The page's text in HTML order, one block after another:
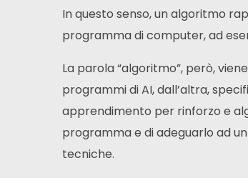
In questo senso, un algoritmo
programma di computer, ad
La parola “algoritmo”, però,
programmi di AI, dall’altra,
apprendimento per rinforzo e
programma e di adeguarlo ad
tecniche.